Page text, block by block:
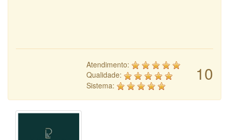
10
Atendimento:
Qualidade:
Sistema: